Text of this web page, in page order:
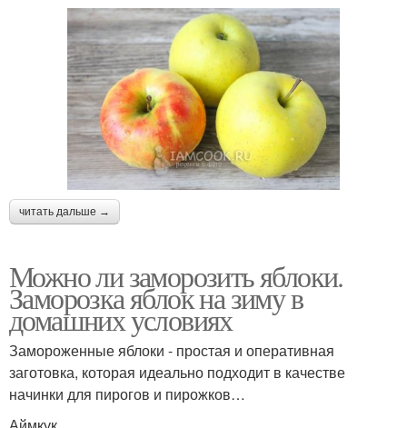
читать дальше →
Можно ли заморозить яблоки.
Заморозка яблок на зиму в
домашних условиях
Замороженные яблоки - простая и оперативная
заготовка, которая идеально подходит в качестве
начинки для пирогов и пирожков…